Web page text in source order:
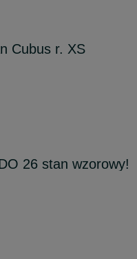
Cubus r. XS
26 stan wzorowy!